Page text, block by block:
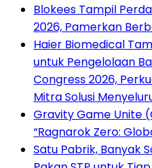
Blokees Tampil
2026, Pamerkan
Haier Biomedical
untuk Pengelolaan
Congress 2026,
Mitra Solusi
Gravity Game Unite
“Ragnarok Zero:
Satu Pabrik, Banyak